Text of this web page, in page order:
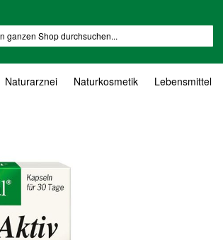
Naturarznei Naturkosmetik Lebensmittel